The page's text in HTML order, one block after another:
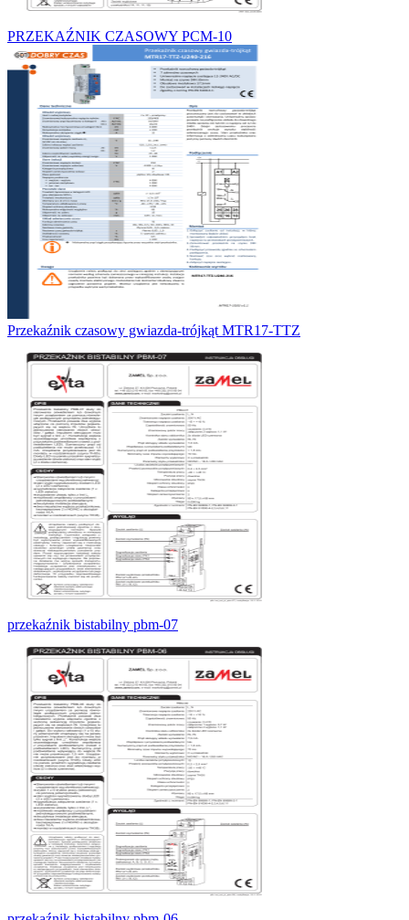
PRZEKAŹNIK CZASOWY PCM-10
Przekaźnik czasowy gwiazda-trójkąt MTR17-TTZ
przekaźnik bistabilny pbm-07